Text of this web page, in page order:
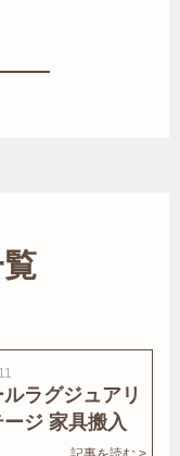
ラグジュアリ
ジ 家具搬入